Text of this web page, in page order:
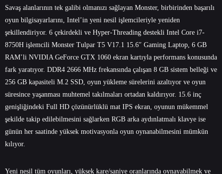
Savaş alanlarının tek galibi olmanızı sağlayan Monster, birbirinden başarılı
oyun bilgisayarlarını, Intel’in yeni nesil işlemcileriyle yeniden
şekillendiriyor. 6 çekirdekli ve Hyper-Threading destekli Intel Core i7-
8750H işlemcili Monster Tulpar T5 V17.1 15.6″ Gaming Laptop, 6 GB
RAM’li NVIDIA GeForce GTX 1060 ekran kartıyla performans konusunda
fark yaratıyor. DDR4 2666 MHz frekansında çalışan 8 GB sistem belleği ve
256 GB kapasiteli M.2 SSD, oyun yükleme sürelerini azaltıyor ve oyun
süresince yaşanması muhtemel takılmaları ortadan kaldırıyor. 15.6 inç
genişliğindeki Full HD çözünürlüklü mat IPS ekran, oyunun mükemmel
şekilde takip edilebilmesini sağlarken RGB arka aydınlatmalı klavye ise
günün her saatinde yüksek motivasyonla oyun oynanabilmesini mümkün
kılıyor.
Yeni nesil tüm oyunları, yüksek kare/saniye oranlarında oynayabilmek ve